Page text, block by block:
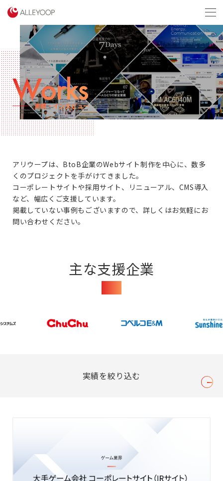
Works
実績・インタビュー
アリウープは、BtoB企業のWebサイト制作を中心に、数多
くのプロジェクトを手がけてきました。
コーポレートサイトや採用サイト、リニューアル、CMS導入
など、幅広くご支援しています。
掲載していない事例もございますので、詳しくはお気軽にお
問い合わせください。
主な支援企業
実績を絞り込む